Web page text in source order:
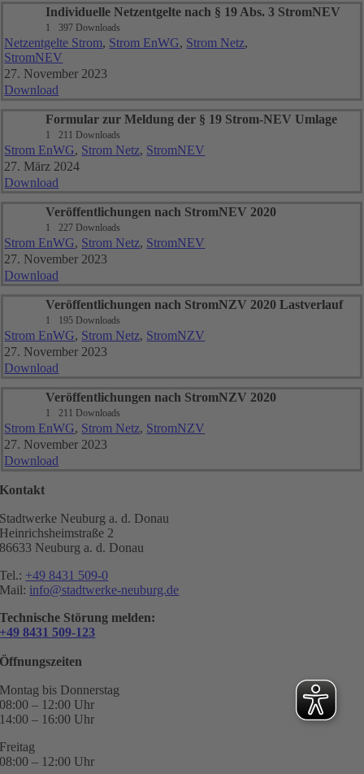
Individuelle Netzentgelte nach § 19 Abs. 3 StromNEV
1 397 Downloads
Netzentgelte Strom, Strom EnWG, Strom Netz,
StromNEV
27. November 2023
Download
Formular zur Meldung der § 19 Strom-NEV Umlage
1 211 Downloads
Strom EnWG, Strom Netz, StromNEV
27. März 2024
Download
Veröffentlichungen nach StromNEV 2020
1 227 Downloads
Strom EnWG, Strom Netz, StromNEV
27. November 2023
Download
Veröffentlichungen nach StromNZV 2020 Lastverlauf
1 195 Downloads
Strom EnWG, Strom Netz, StromNZV
27. November 2023
Download
Veröffentlichungen nach StromNZV 2020
1 211 Downloads
Strom EnWG, Strom Netz, StromNZV
27. November 2023
Download
Kontakt
Stadtwerke Neuburg a. d. Donau
Heinrichsheimstraße 2
86633 Neuburg a. d. Donau
Tel.: +49 8431 509-0
Mail: info@stadtwerke-neuburg.de
Technische Störung melden:
+49 8431 509-123
Öffnungszeiten
Montag bis Donnerstag
08:00 – 12:00 Uhr
14:00 – 16:00 Uhr
Freitag
08:00 – 12:00 Uhr